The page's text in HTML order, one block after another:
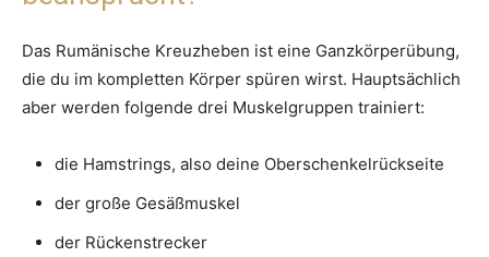
Das Rumänische Kreuzheben ist eine Ganzkörperübung,
die du im kompletten Körper spüren wirst. Hauptsächlich
aber werden folgende drei Muskelgruppen trainiert:
die Hamstrings, also deine Oberschenkelrückseite
der große Gesäßmuskel
der Rückenstrecker